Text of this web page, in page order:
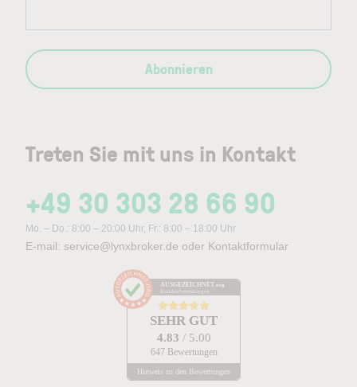
Treten Sie mit uns in Kontakt
+49 30 303 28 66 90
Mo. – Do.: 8:00 – 20:00 Uhr, Fr.: 8:00 – 18:00 Uhr
E-mail: service@lynxbroker.de oder Kontaktformular
AUSGEZEICHNET .org
Kundenbewertungen
SEHR GUT
4.83 / 5.00
647 Bewertungen
Hinweis zu den Bewertungen
Abonnieren